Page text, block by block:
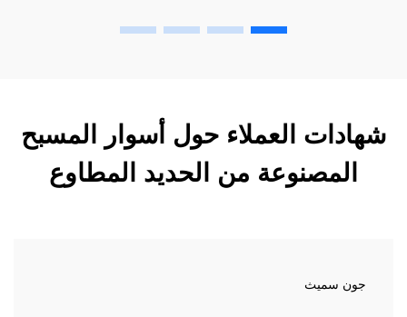
شهادات العملاء حول أسوار المسبح
المصنوعة من الحديد المطاوع
جون سميث